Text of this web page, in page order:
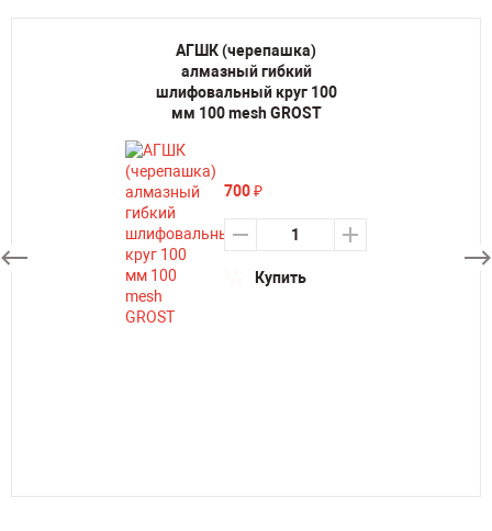
АГШК (черепашка)
алмазный гибкий
шлифовальный круг 100
мм 100 mesh GROST
700₽
Купить